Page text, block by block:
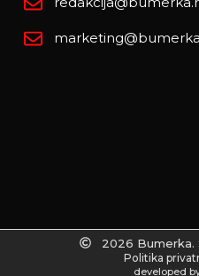
2026 Bumerka.
Politika
developed